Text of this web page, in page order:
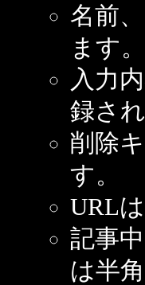
名前
ます。
入力
録さ
削除
す。
URL
記事
は半